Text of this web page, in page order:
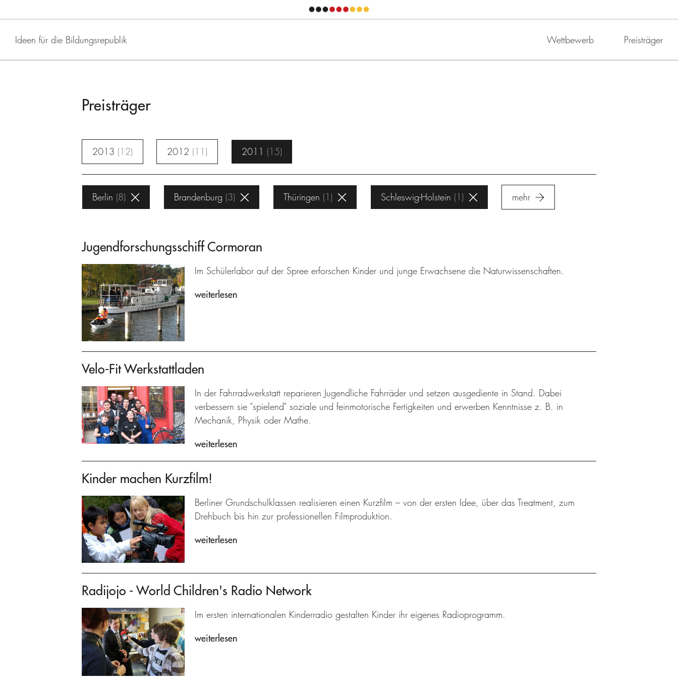
Ideen für die Bildungsrepublik Wettbewerb Preisträger
Preisträger
2013 12 2012 11 2011 15
Berlin 8 Brandenburg 3 Thüringen 1 Schleswig-Holstein 1 mehr
Jugendforschungsschiff Cormoran
Im Schülerlabor auf der Spree erforschen Kinder und junge Erwachsene die Naturwissenschaften.
weiterlesen
Velo-Fit Werkstattladen
In der Fahrradwerkstatt reparieren Jugendliche Fahrräder und setzen ausgediente in Stand. Dabei
verbessern sie "spielend" soziale und feinmotorische Fertigkeiten und erwerben Kenntnisse z. B. in
Mechanik, Physik oder Mathe.
weiterlesen
Kinder machen Kurzfilm!
Berliner Grundschulklassen realisieren einen Kurzfilm – von der ersten Idee, über das Treatment, zum
Drehbuch bis hin zur professionellen Filmproduktion.
weiterlesen
Radijojo - World Children's Radio Network
Im ersten internationalen Kinderradio gestalten Kinder ihr eigenes Radioprogramm.
weiterlesen